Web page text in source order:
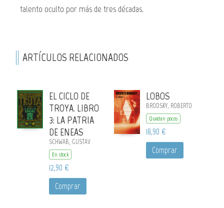
talento oculto por más de tres décadas.
ARTÍCULOS RELACIONADOS
EL CICLO DE
TROYA. LIBRO
3: LA PATRIA
DE ENEAS
SCHWAB, GUSTAV
En stock
12,90 €
Comprar
LOBOS
BRODSKY, ROBERTO
Quedan pocos
18,90 €
Comprar